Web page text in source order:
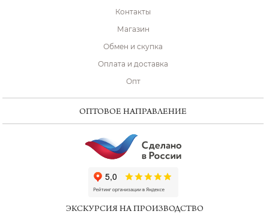
Контакты
Магазин
Обмен и скупка
Оплата и доставка
Опт
ОПТОВОЕ НАПРАВЛЕНИЕ
ЭКСКУРСИЯ НА ПРОИЗВОДСТВО